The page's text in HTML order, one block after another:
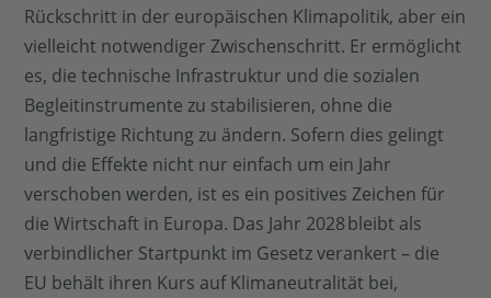
Rückschritt in der europäischen Klimapolitik, aber ein
vielleicht notwendiger Zwischenschritt. Er ermöglicht
es, die technische Infrastruktur und die sozialen
Begleitinstrumente zu stabilisieren, ohne die
langfristige Richtung zu ändern. Sofern dies gelingt
und die Effekte nicht nur einfach um ein Jahr
verschoben werden, ist es ein positives Zeichen für
die Wirtschaft in Europa. Das Jahr 2028 bleibt als
verbindlicher Startpunkt im Gesetz verankert – die
EU behält ihren Kurs auf Klimaneutralität bei,